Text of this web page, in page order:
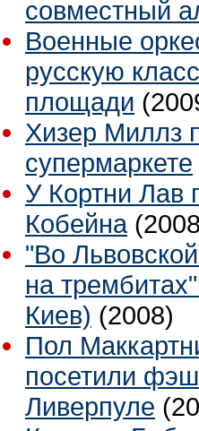
совместный
Военные
русскую
площади
Хизер Миллз
супермаркете
У Кортни Лав
Кобейна
"Во
на
Киев) (2008)
Пол
посетили
Ливерпуле